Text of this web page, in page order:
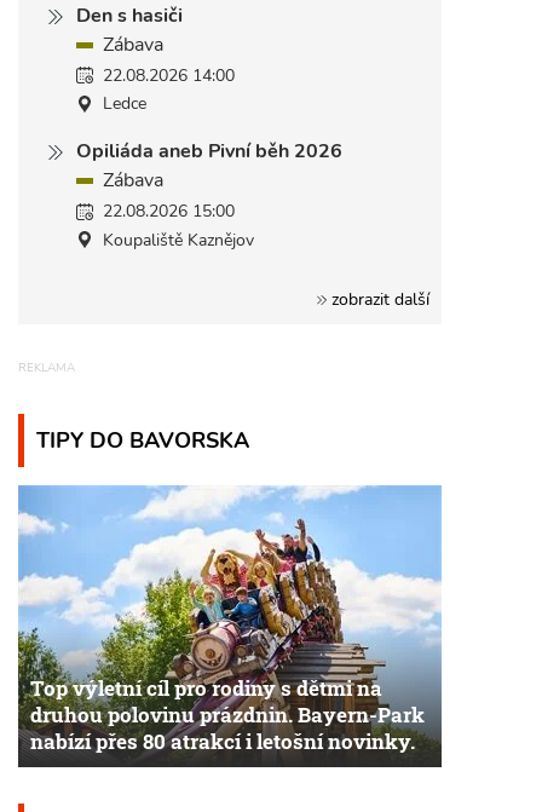
Den s hasiči
Zábava
22.08.2026 14:00
Ledce
Opiliáda aneb Pivní běh 2026
Zábava
22.08.2026 15:00
Koupaliště Kaznějov
zobrazit další
TIPY DO BAVORSKA
Top výletní cíl pro rodiny s dětmi na
druhou polovinu prázdnin. Bayern-Park
nabízí přes 80 atrakcí i letošní novinky.